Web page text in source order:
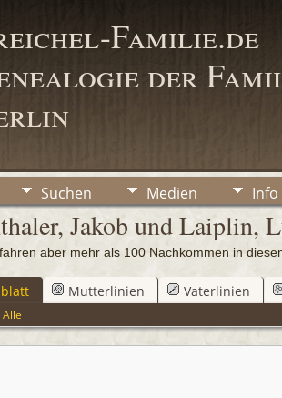
Familie.de
der
Suchen Medien Info
Jakob und Laiplin,
aber mehr als 100 Nachkommen in
Mutterlinien Vaterlinien
Alle